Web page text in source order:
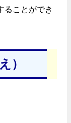
ることができ
）